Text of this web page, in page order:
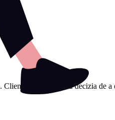
mi-au spus că decizia de